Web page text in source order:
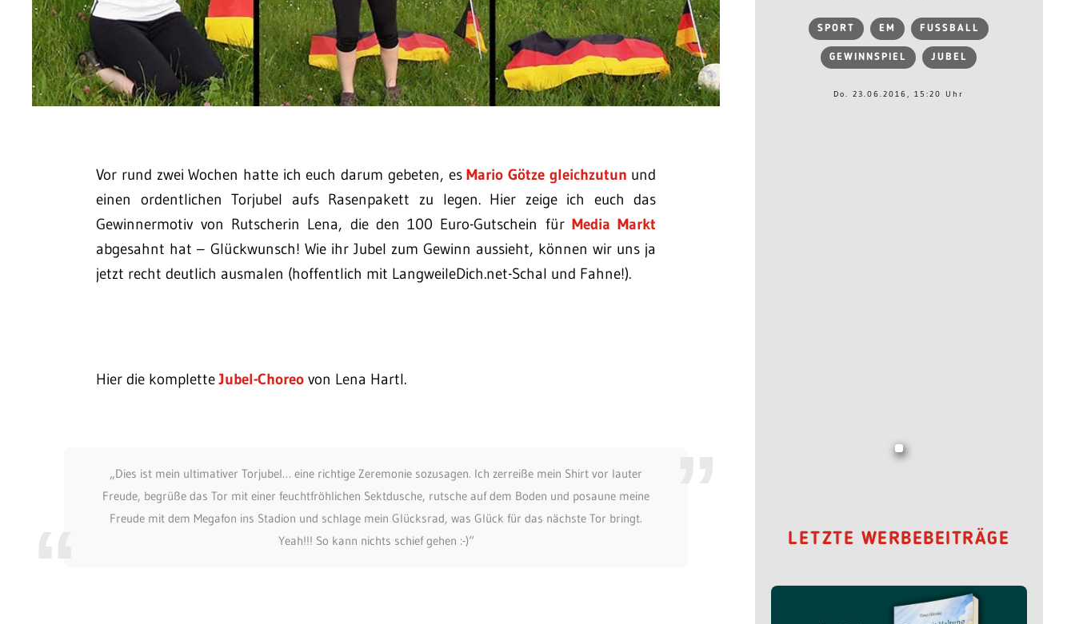
Vor rund zwei Wochen hatte ich euch darum gebeten, esMario Götze gleichzutun und
einen ordentlichen Torjubel aufs Rasenpakett zu legen. Hier zeige ich euch das
Gewinnermotiv von Rutscherin Lena, die den 100 Euro-Gutschein fürMedia Markt
abgesahnt hat – Glückwunsch! Wie ihr Jubel zum Gewinn aussieht, können wir uns ja
jetzt recht deutlich ausmalen (hoffentlich mit LangweileDich.net-Schal und Fahne!).
Hier die kompletteJubel-Choreo von Lena Hartl.
„Dies ist mein ultimativer Torjubel… eine richtige Zeremonie sozusagen. Ich zerreiße mein Shirt vor lauter
Freude, begrüße das Tor mit einer feuchtfröhlichen Sektdusche, rutsche auf dem Boden und posaune meine
Freude mit dem Megafon ins Stadion und schlage mein Glücksrad, was Glück für das nächste Tor bringt.
Yeah!!! So kann nichts schief gehen :-)“
SPORT EM FUSSBALL
GEWINNSPIEL JUBEL
Do. 23.06.2016, 15:20 Uhr
LETZTE WERBEBEITRÄGE